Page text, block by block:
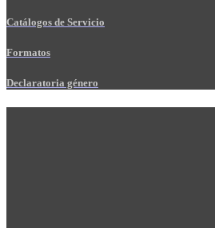
Catálogos de Servicio
Formatos
Declaratoria género